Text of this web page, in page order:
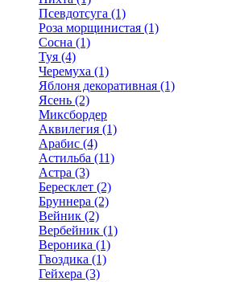
Псевдотсуга (1)
Роза морщинистая (1)
Сосна (1)
Туя (4)
Черемуха (1)
Яблоня декоративная (1)
Ясень (2)
Миксбордер
Аквилегия (1)
Арабис (4)
Астильба (11)
Астра (3)
Бересклет (2)
Бруннера (2)
Вейник (2)
Вербейник (1)
Вероника (1)
Гвоздика (1)
Гейхера (3)